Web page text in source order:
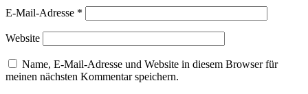
E-Mail-Adresse *
Website
Name, E-Mail-Adresse und Website in diesem Browser für
meinen nächsten Kommentar speichern.